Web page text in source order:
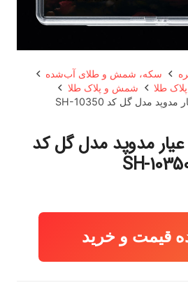
سکه، شمش و طلای آب‌شده
طلا
شمش و پلاک طلا
شمش طلا 24 عیار مدوپد مدل گل کد
SH-
قیمت و خرید